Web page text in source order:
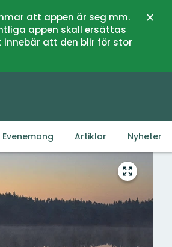
att appen är seg mm.
appen skall ersättas
att den blir för stor
Evenemang Artiklar Nyheter
Gå
till